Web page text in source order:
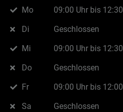
Mo
Di
Mi
Do
Fr
Sa
09:00 Uhr bis 12:30
Geschlossen
09:00 Uhr bis 12:30
Geschlossen
09:00 Uhr bis 12:00
Geschlossen